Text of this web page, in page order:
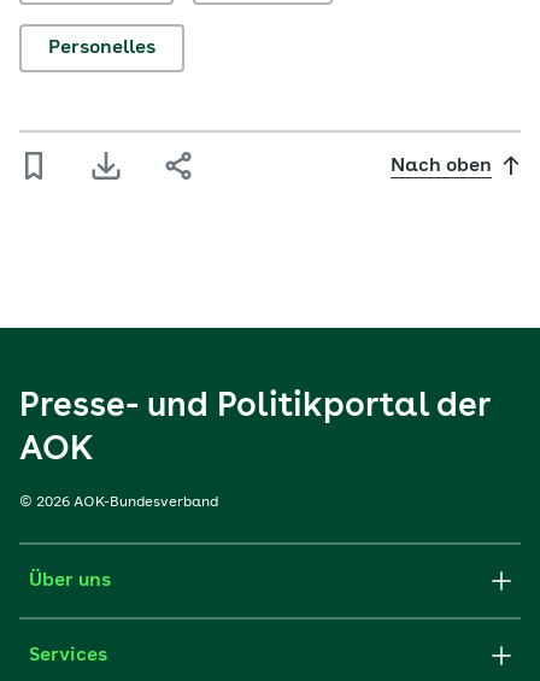
Personelles
Nach oben
Presse- und Politikportal der
AOK
© 2026 AOK-Bundesverband
Über uns
Services